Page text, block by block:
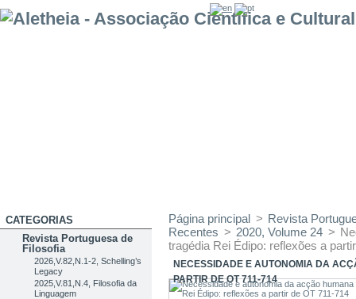
CATEGORIAS
Revista Portuguesa de
Filosofia
2026,V.82,N.1-2, Schelling’s
Legacy
2025,V.81,N.4, Filosofia da
Linguagem
Página principal > Revista
Recentes > 2020, Volume 24 >
tragédia Rei Édipo: reflexões a
NECESSIDADE E AUTONOMIA DA
PARTIR DE OT 711-714